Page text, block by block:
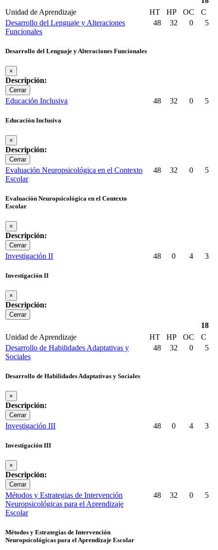
Unidad de Aprendizaje
HT HP OC
C
Desarrollo del Lenguaje y Alteraciones
Funcionales
Desarrollo del Lenguaje y Alteraciones Funcionales
×
Descripción:
Cerrar
48 32 0 5
Educación Inclusiva
Educación Inclusiva
×
Descripción:
Cerrar
48 32 0 5
Evaluación Neuropsicológica en el Contexto
Escolar
Evaluación Neuropsicológica en el Contexto
Escolar
×
Descripción:
Cerrar
48 32 0 5
Investigación II
Investigación II
×
Descripción:
Cerrar
48 0 4 3
18
Unidad de Aprendizaje
HT HP OC
C
Desarrollo de Habilidades Adaptativas y
Sociales
Desarrollo de Habilidades Adaptativas y Sociales
×
Descripción:
Cerrar
48 32 0 5
Investigación III
Investigación III
×
Descripción:
Cerrar
48 0 4 3
Métodos y Estrategias de Intervención
Neuropsicológicas para el Aprendizaje
Escolar
Métodos y Estrategias de Intervención
Neuropsicológicas para el Aprendizaje Escolar
48 32 0 5